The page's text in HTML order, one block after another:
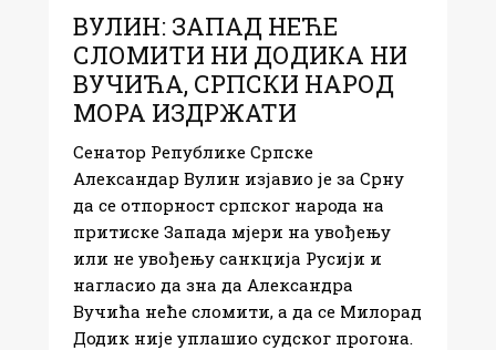
ВУЛИН: ЗАПАД НЕЋЕ
СЛОМИТИ НИ ДОДИКА НИ
ВУЧИЋА, СРПСКИ НАРОД
МОРА ИЗДРЖАТИ
Сенатор Републике Српске
Александар Вулин изјавио је за Срну
да се отпорност српског народа на
притиске Запада мјери на увођењу
или не увођењу санкција Русији и
нагласио да зна да Александра
Вучића неће сломити, а да се Милорад
Додик није уплашио судског прогона.